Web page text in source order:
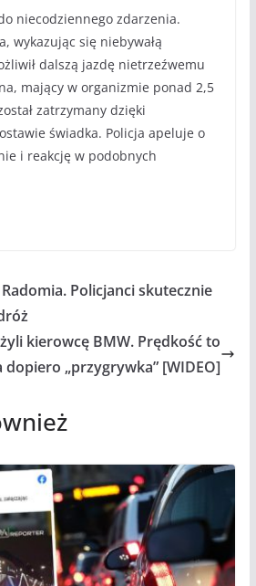
niecodziennego zdarzenia.
wykazując się niebywałą
dalszą jazdę nietrzeźwemu
mający w organizmie ponad 2,5
zatrzymany dzięki
świadka. Policja apeluje o
i reakcję w podobnych
Radomia. Policjanci skutecznie
kierowcę BMW. Prędkość to
dopiero „przygrywka” [WIDEO]